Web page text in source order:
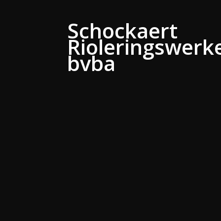
Schockaert
bvba